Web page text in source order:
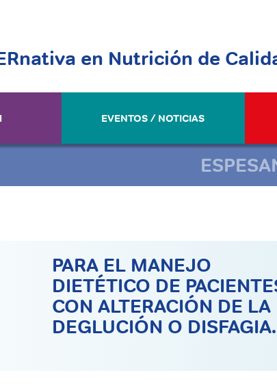
en Nutrición de
EVENTOS / NOTICIAS
PARA EL MANEJO
DIETÉTICO DE
CON ALTERACIÓN DE LA
DEGLUCIÓN O DISFAGIA.